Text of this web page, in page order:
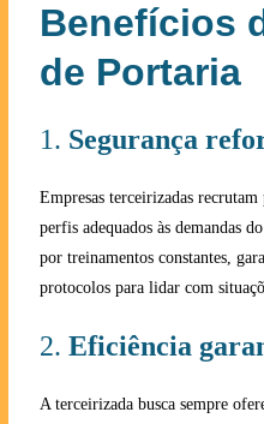
Benefícios
de Portaria
1. Segurança
Empresas terceirizadas
perfis adequados às demandas
por treinamentos constantes,
protocolos para lidar com
2. Eficiência
A terceirizada busca sempre